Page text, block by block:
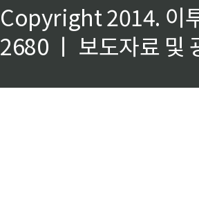
Copyright 2014. 이
2680 ㅣ 보도자료